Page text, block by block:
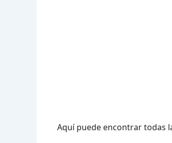
Aquí puede encontrar todas